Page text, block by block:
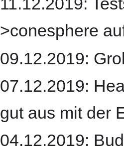
>conesphere
09.12.2019:
07.12.2019:
gut aus mit der
04.12.2019: